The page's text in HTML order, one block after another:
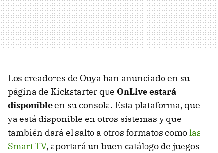
Los creadores de Ouya han anunciado en su
página de Kickstarter que OnLive estará
disponibleen su consola. Esta plataforma, que
ya está disponible en otros sistemas y que
también dará el salto a otros formatos comolas
Smart TV, aportará un buen catálogo de juegos